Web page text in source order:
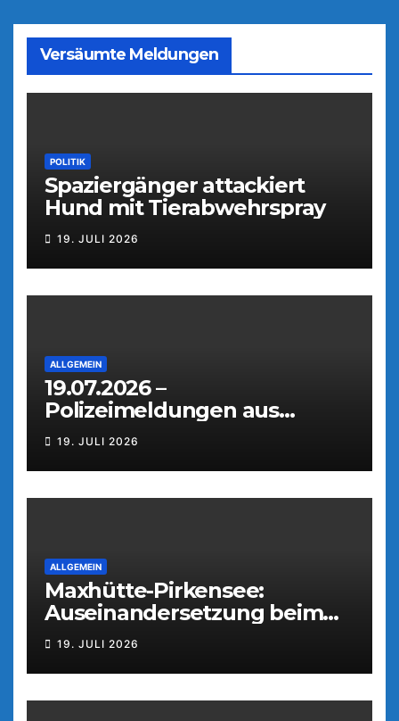
Beiträge
Versäumte Meldungen
POLITIK
Spaziergänger attackiert
Hund mit Tierabwehrspray
19. JULI 2026
ALLGEMEIN
19.07.2026 –
Polizeimeldungen aus
Weiden
19. JULI 2026
ALLGEMEIN
Maxhütte-Pirkensee:
Auseinandersetzung beim
Parkfest
19. JULI 2026